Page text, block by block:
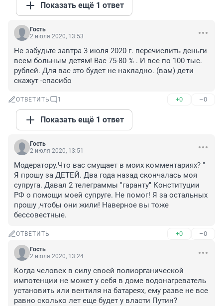
Показать ещё 1 ответ
Гость
2 июля 2020, 13:53
Не забудьте завтра 3 июля 2020 г. перечислить деньги
всем больным детям! Вас 75-80 % . И все по 100 тыс.
рублей. Для вас это будет не накладно. (вам) дети
скажут -спасибо
ОТВЕТИТЬ 1 +0 –0
Показать ещё 1 ответ
Гость
2 июля 2020, 13:51
Модератору.Что вас смущает в моих комментариях? "
Я прошу за ДЕТЕЙ. Два года назад скончалась моя
супруга. Давал 2 телеграммы "гаранту" Конституции
РФ о помощи моей супруге. Не помог! Я за остальных
прошу ,чтобы они жили! Наверное вы тоже
бессовестные.
ОТВЕТИТЬ +0 –0
Гость
2 июля 2020, 13:24
Когда человек в силу своей полиорганической
импотенции не может у себя в доме водонагреватель
установить или вентиля на батареях, ему разве не все
равно сколько лет еще будет у власти Путин?